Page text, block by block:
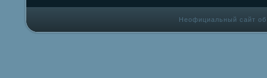
Неофициальный сайт